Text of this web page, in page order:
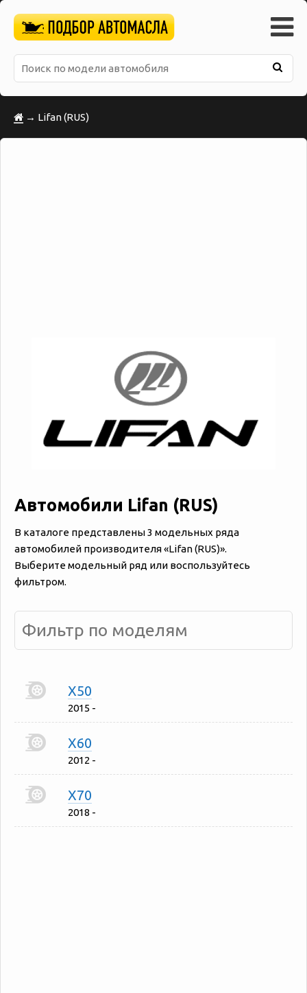
→ Lifan (RUS)
Автомобили Lifan (RUS)
В каталоге представлены 3 модельных ряда
автомобилей производителя «‎‎Lifan (RUS)».
Выберите модельный ряд или воспользуйтесь
фильтром.
X50
2015 -
X60
2012 -
X70
2018 -